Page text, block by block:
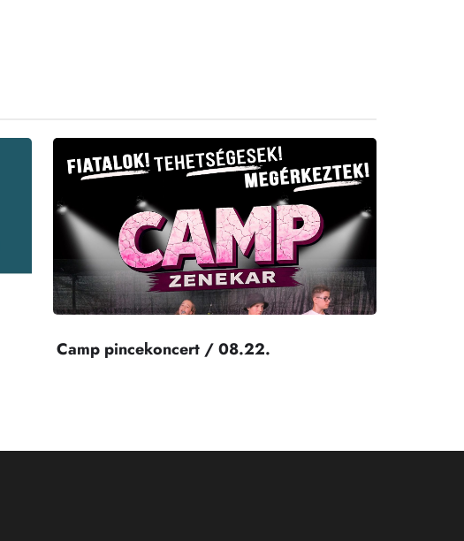
Camp pincekoncert / 08.22.